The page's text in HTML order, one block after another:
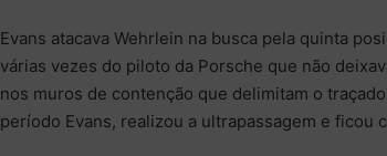
Evans atacava Wehrlein na busca pela quinta
várias vezes do piloto da Porsche que não
nos muros de contenção que delimitam o
período Evans, realizou a ultrapassagem e ficou